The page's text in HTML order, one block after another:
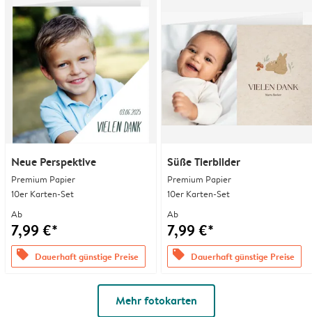
Neue Perspektive
Premium Papier
10er Karten-Set
Ab
7,99 €*
offers Dauerhaft günstige Preise
Süße Tierbilder
Premium Papier
10er Karten-Set
Ab
7,99 €*
offers Dauerhaft günstige Preise
Mehr fotokarten